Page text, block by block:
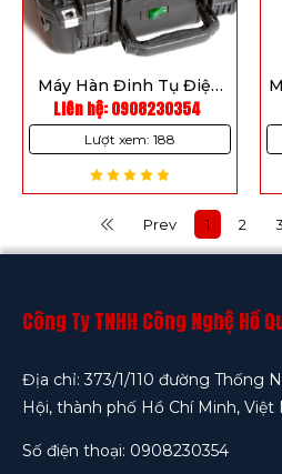
Máy Hàn Đinh Tụ Điện
Midwest Fasteners Sure
Shot II CD Welder
(CDSW-002-01)
Liên hệ: 0908230354
Lượt xem: 188
Prev 1 2 3
Công Ty TNHH Công Nghệ Hồ
Địa chỉ: 373/1/110 đường Thống
Hội, thành phố Hồ Chí Minh, Việt
Số điện thoại: 0908230354